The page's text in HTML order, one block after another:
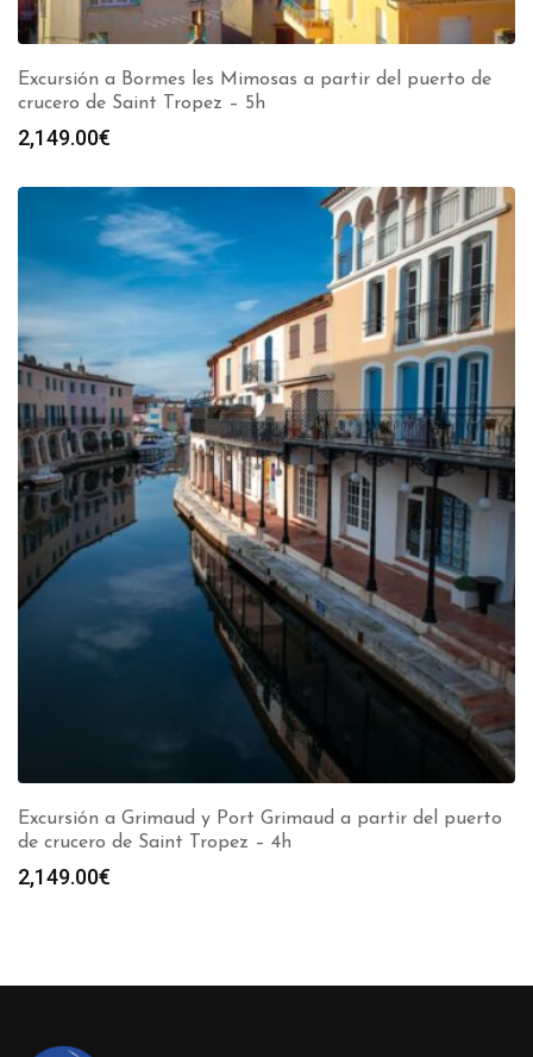
Excursión a Bormes les Mimosas a partir del puerto de
crucero de Saint Tropez – 5h
2,149.00€
Excursión a Grimaud y Port Grimaud a partir del puerto
de crucero de Saint Tropez – 4h
2,149.00€